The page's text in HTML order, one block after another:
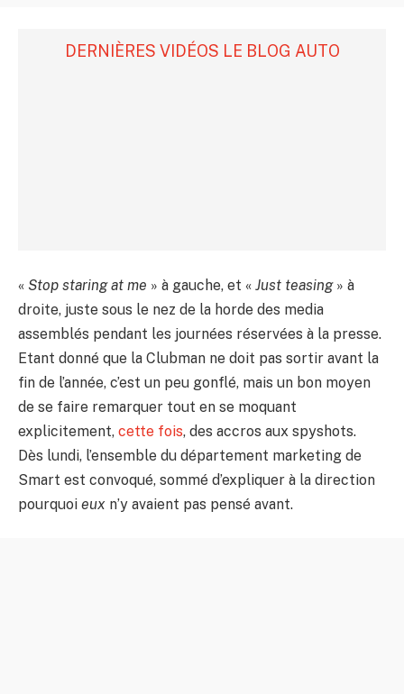
DERNIÈRES VIDÉOS LE BLOG AUTO
« Stop staring at me » à gauche, et « Just teasing» à
droite, juste sous le nez de la horde des media
assemblés pendant les journées réservées à la presse.
Etant donné que la Clubman ne doit pas sortir avant la
fin de l’année, c’est un peu gonflé, mais un bon moyen
de se faire remarquer tout en se moquant
explicitement, cette fois, des accros aux spyshots.
Dès lundi, l’ensemble du département marketing de
Smart est convoqué, sommé d’expliquer à la direction
pourquoi eux n’y avaient pas pensé avant.